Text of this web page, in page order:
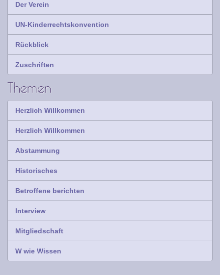
Der Verein
UN-Kinderrechtskonvention
Rückblick
Zuschriften
Themen
Herzlich Willkommen
Herzlich Willkommen
Abstammung
Historisches
Betroffene berichten
Interview
Mitgliedschaft
W wie Wissen